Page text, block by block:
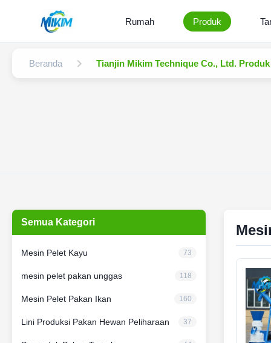
Rumah Produk
Beranda Tianjin Mikim Technique Co., Ltd.
Semua Kategori
Mesin Pelet Kayu 73
mesin pelet pakan unggas 118
Mesin Pelet Pakan Ikan 160
Lini Produksi Pakan Hewan Peliharaan 37